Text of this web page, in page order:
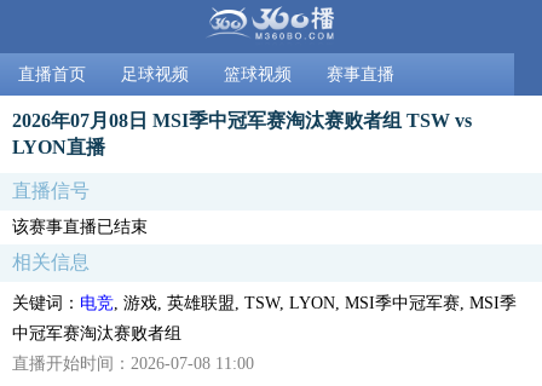
直播首页 足球视频 篮球视频 赛事直播
2026年07月08日 MSI季中冠军赛淘汰赛败者组 TSW vs
LYON直播
直播信号
该赛事直播已结束
相关信息
关键词： 电竞 , 游戏, 英雄联盟, TSW, LYON, MSI季中冠军赛, MSI季
中冠军赛淘汰赛败者组
直播开始时间：2026-07-08 11:00